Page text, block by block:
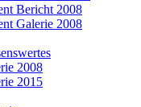
Bericht 2008
Galerie 2008
2008
2015